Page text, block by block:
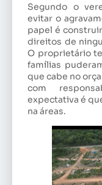
Segundo o
evitar o
papel é
direitos de
O proprietário
famílias
que cabe no
com
expectativa é
na áreas.